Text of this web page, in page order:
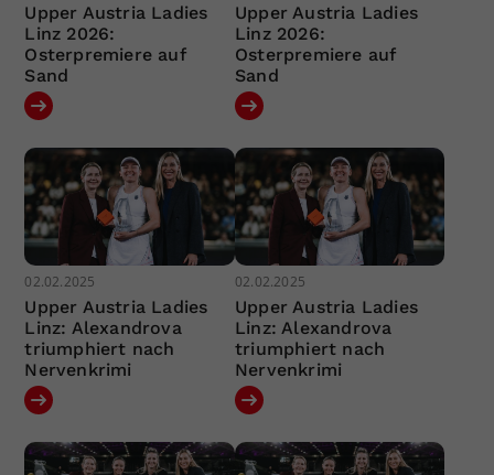
Upper Austria Ladies
Linz 2026:
Osterpremiere auf
Sand
Upper Austria Ladies
Linz 2026:
Osterpremiere auf
Sand
02.02.2025
Upper Austria Ladies
Linz: Alexandrova
triumphiert nach
Nervenkrimi
02.02.2025
Upper Austria Ladies
Linz: Alexandrova
triumphiert nach
Nervenkrimi